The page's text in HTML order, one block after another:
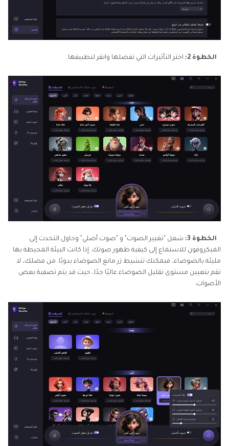
الخطوة 2: اختر التأثيرات التي تفضلها وانقر لتطبيقها.
الخطوة 3:
شغل "تغيير الصوت" و "صوت أصلي" وحاول التحدث إلى
الميكروفون للاستماع إلى كيفية ظهور صوتك. إذا كانت البيئة المحيطة بها
مليئة بالضوضاء، فيمكنك تنشيط زر مانع الضوضاء يدويًا. من فضلك، لا
تقم بتعيين مستوى تقليل الضوضاء عاليًا جدًا، حيث قد يتم تصفية بعض
الأصوات.